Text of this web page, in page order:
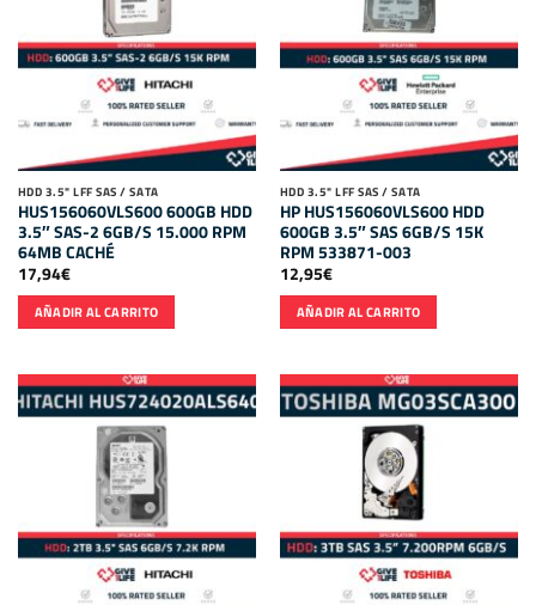
HDD 3.5" LFF SAS / SATA
HUS156060VLS600 600GB HDD
3.5″ SAS-2 6GB/S 15.000 RPM
64MB CACHÉ
17,94€
AÑADIR AL CARRITO
HDD 3.5" LFF SAS / SATA
HP HUS156060VLS600 HDD
600GB 3.5″ SAS 6GB/S 15K
RPM 533871-003
12,95€
AÑADIR AL CARRITO